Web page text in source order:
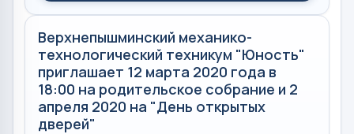
Верхнепышминский механико-
технологический техникум "Юность"
приглашает 12 марта 2020 года в
18:00 на родительское собрание и 2
апреля 2020 на "День открытых
дверей"